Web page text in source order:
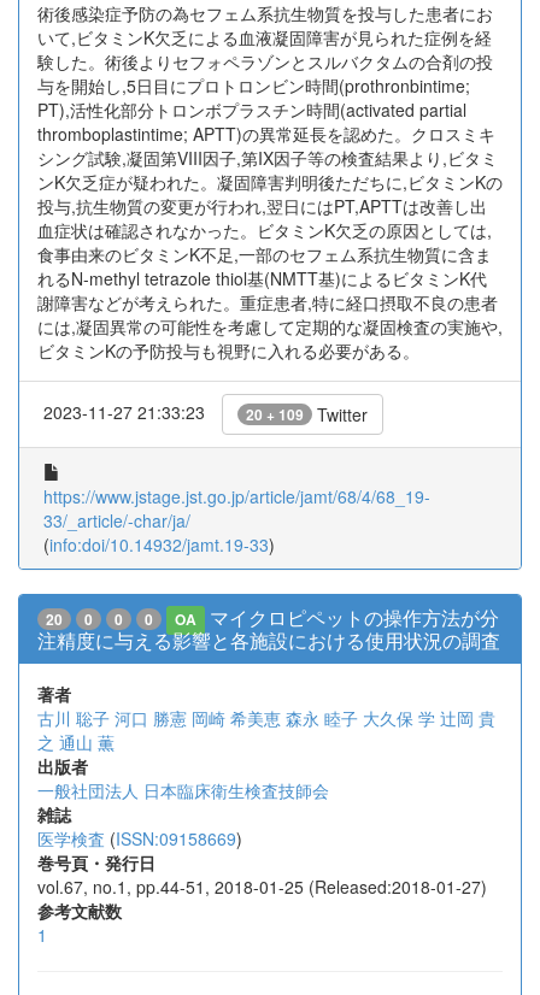
術後感染症予防の為セフェム系抗生物質を投与した患者にお
いて,ビタミンK欠乏による血液凝固障害が見られた症例を経
験した。術後よりセフォペラゾンとスルバクタムの合剤の投
与を開始し,5日目にプロトロンビン時間(prothronbintime;
PT),活性化部分トロンボプラスチン時間(activated partial
thromboplastintime; APTT)の異常延長を認めた。クロスミキ
シング試験,凝固第VIII因子,第IX因子等の検査結果より,ビタミ
ンK欠乏症が疑われた。凝固障害判明後ただちに,ビタミンKの
投与,抗生物質の変更が行われ,翌日にはPT,APTTは改善し出
血症状は確認されなかった。ビタミンK欠乏の原因としては,
食事由来のビタミンK不足,一部のセフェム系抗生物質に含ま
れるN-methyl tetrazole thiol基(NMTT基)によるビタミンK代
謝障害などが考えられた。重症患者,特に経口摂取不良の患者
には,凝固異常の可能性を考慮して定期的な凝固検査の実施や,
ビタミンKの予防投与も視野に入れる必要がある。
2023-11-27 21:33:23 20 + 109 Twitter
https://www.jstage.jst.go.jp/article/jamt/68/4/68_19-
33/_article/-char/ja/
(info:doi/10.14932/jamt.19-33)
20 0 0 0 OA
マイクロピペットの操作方法が分
注精度に与える影響と各施設における使用状況の調査
著者
古川 聡子 河口 勝憲 岡崎 希美恵 森永 睦子 大久保 学 辻岡 貴
之 通山 薫
出版者
一般社団法人 日本臨床衛生検査技師会
雑誌
医学検査 (ISSN:09158669)
巻号頁・発行日
vol.67, no.1, pp.44-51, 2018-01-25 (Released:2018-01-27)
参考文献数
1